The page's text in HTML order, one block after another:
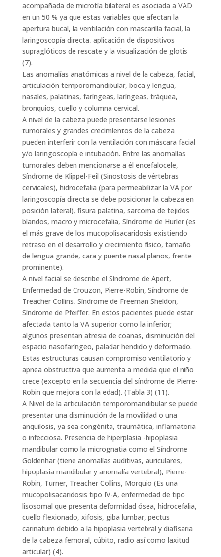
acompañada de microtía bilateral es asociada a VAD
en un 50 % ya que estas variables que afectan la
apertura bucal, la ventilación con mascarilla facial, la
laringoscopía directa, aplicación de dispositivos
supraglóticos de rescate y la visualización de glotis
(7).
Las anomalías anatómicas a nivel de la cabeza, facial,
articulación temporomandibular, boca y lengua,
nasales, palatinas, faríngeas, laríngeas, tráquea,
bronquios, cuello y columna cervical.
A nivel de la cabeza puede presentarse lesiones
tumorales y grandes crecimientos de la cabeza
pueden interferir con la ventilación con máscara facial
y/o laringoscopía e intubación. Entre las anomalías
tumorales deben mencionarse a él encefalocele,
Síndrome de Klippel-Feil (Sinostosis de vértebras
cervicales), hidrocefalia (para permeabilizar la VA por
laringoscopía directa se debe posicionar la cabeza en
posición lateral), fisura palatina, sarcoma de tejidos
blandos, macro y microcefalia, Síndrome de Hurler (es
el más grave de los mucopolisacaridosis existiendo
retraso en el desarrollo y crecimiento físico, tamaño
de lengua grande, cara y puente nasal planos, frente
prominente).
A nivel facial se describe el Síndrome de Apert,
Enfermedad de Crouzon, Pierre-Robin, Síndrome de
Treacher Collins, Síndrome de Freeman Sheldon,
Síndrome de Pfeiffer. En estos pacientes puede estar
afectada tanto la VA superior como la inferior;
algunos presentan atresia de coanas, disminución del
espacio nasofaríngeo, paladar hendido y deformado.
Estas estructuras causan compromiso ventilatorio y
apnea obstructiva que aumenta a medida que el niño
crece (excepto en la secuencia del síndrome de Pierre-
Robin que mejora con la edad). (Tabla 3) (11).
A Nivel de la articulación temporomandibular se puede
presentar una disminución de la movilidad o una
anquilosis, ya sea congénita, traumática, inflamatoria
o infecciosa. Presencia de hiperplasia -hipoplasia
mandibular como la micrognatia como el Síndrome
Goldenhar (tiene anomalías auditivas, auriculares,
hipoplasia mandibular y anomalía vertebral), Pierre-
Robin, Turner, Treacher Collins, Morquio (Es una
mucopolisacaridosis tipo IV-A, enfermedad de tipo
lisosomal que presenta deformidad ósea, hidrocefalia,
cuello flexionado, xifosis, giba lumbar, pectus
carinatum debido a la hipoplasia vertebral y diafisaria
de la cabeza femoral, cúbito, radio así como laxitud
articular) (4).